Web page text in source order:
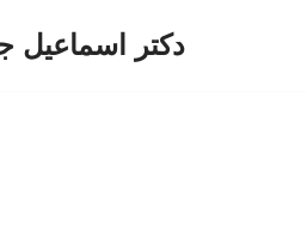
دکتر اسماعیل